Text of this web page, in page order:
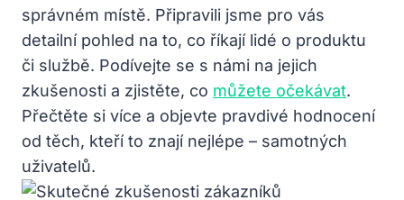
správném místě. Připravili jsme pro vás
detailní pohled na to, co říkají lidé o produktu
či službě. Podívejte se s námi na jejich
zkušenosti a zjistěte, co můžete očekávat.
Přečtěte si více a objevte pravdivé hodnocení
od těch, kteří to znají nejlépe – samotných
uživatelů.